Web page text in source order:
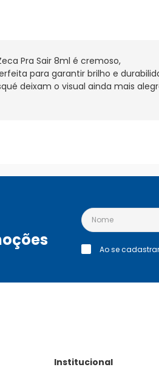
Pra Sair 8ml é cremoso,
para garantir brilho e
deixam o visual ainda mais
Ao se
Institucional